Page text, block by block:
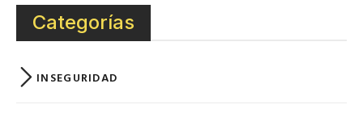
Categorías
INSEGURIDAD